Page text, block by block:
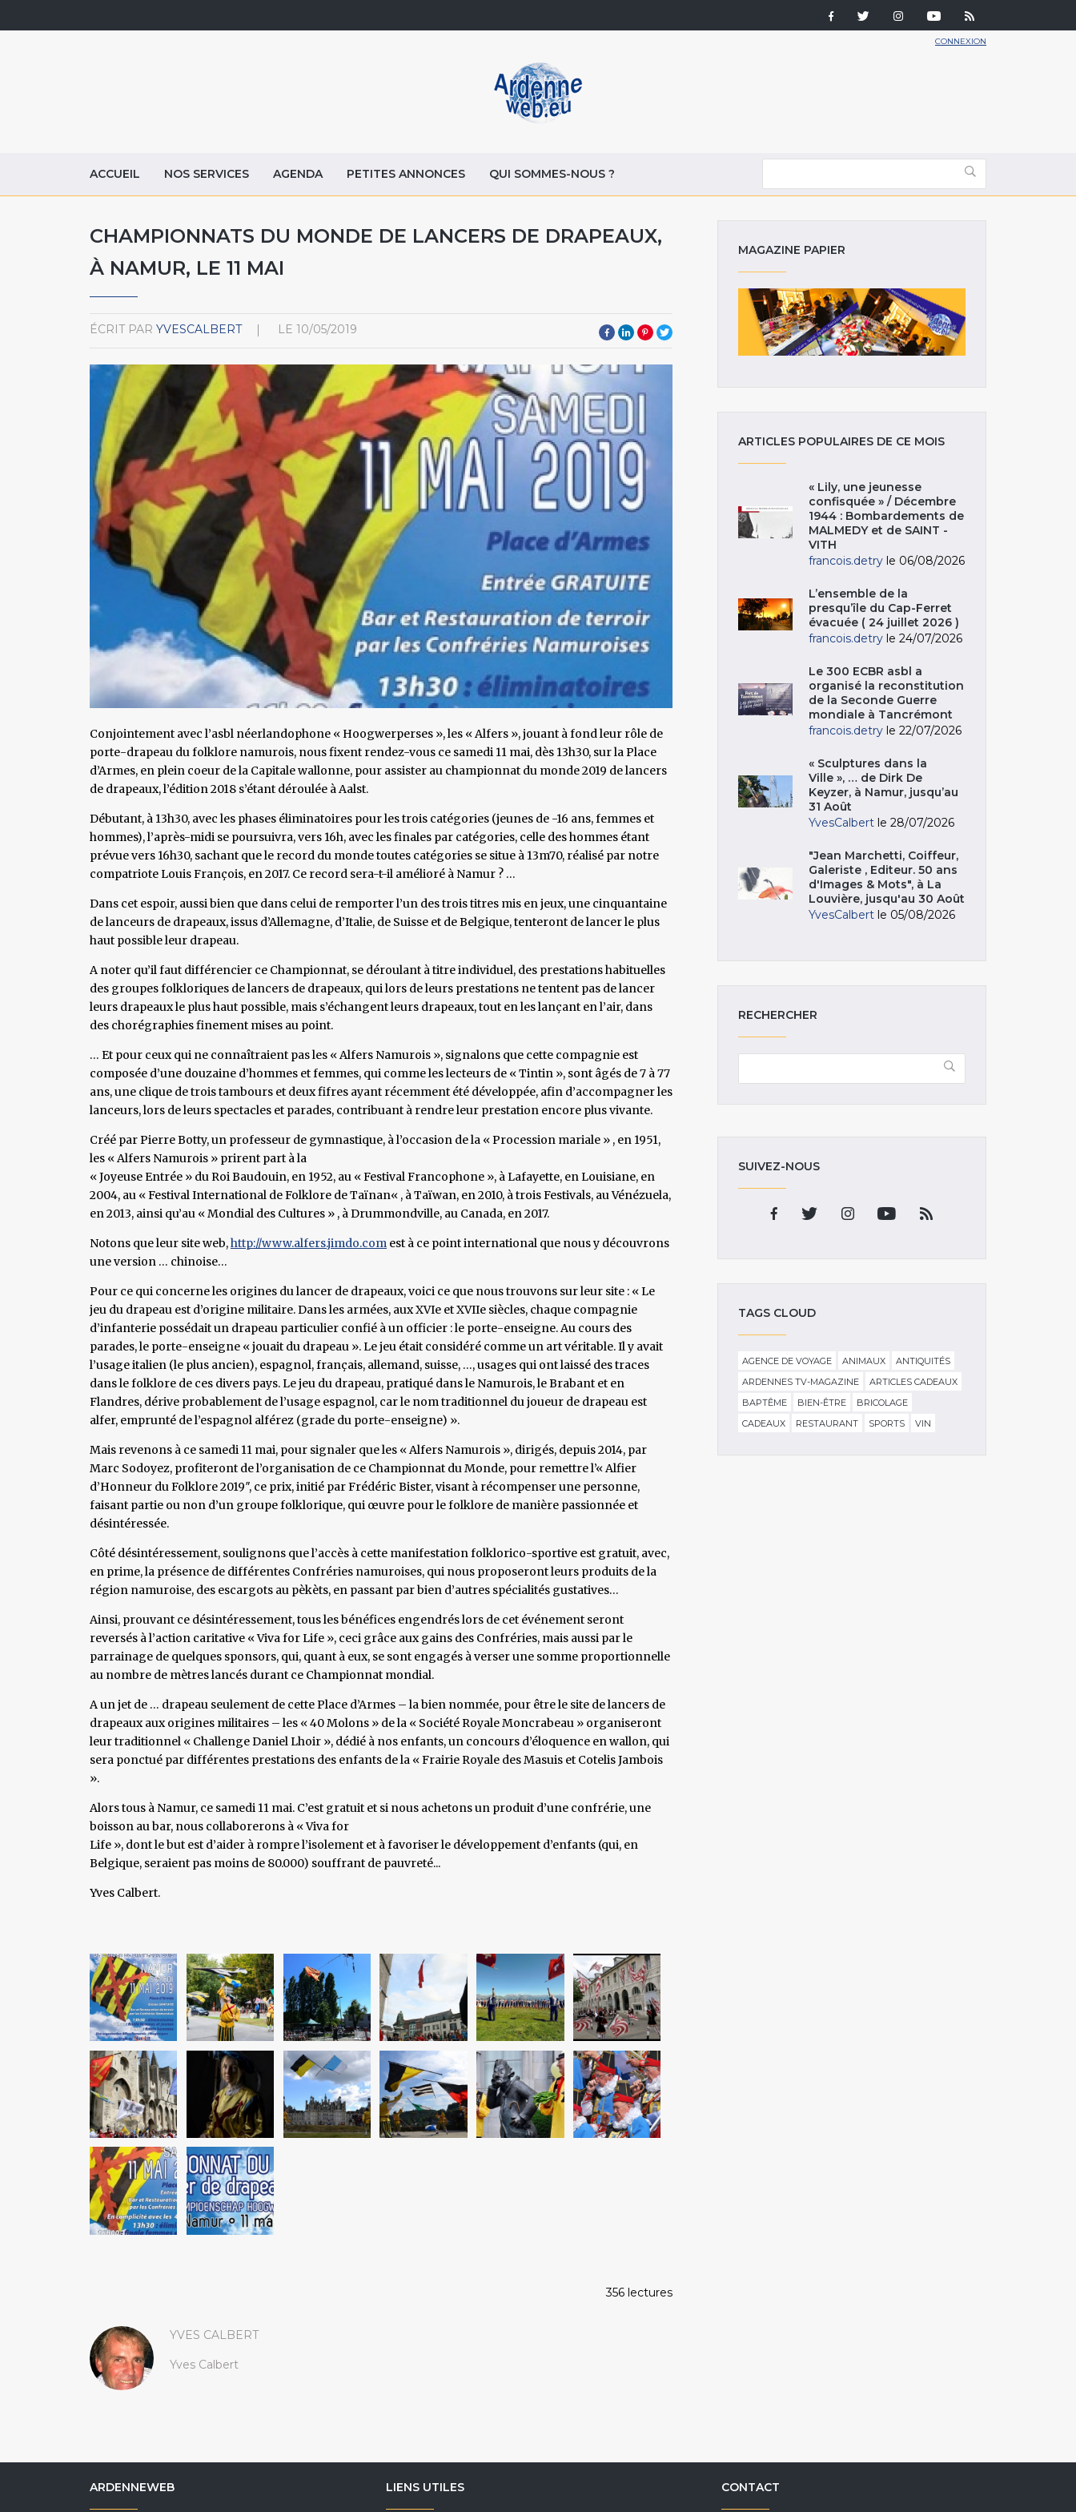
CONNEXION
ACCUEIL NOS SERVICES AGENDA PETITES ANNONCES QUI SOMMES-NOUS ?
CHAMPIONNATS DU MONDE DE LANCERS DE DRAPEAUX,
À NAMUR, LE 11 MAI
ÉCRIT PAR YVESCALBERT LE 10/05/2019
Conjointement avec l’asbl néerlandophone « Hoogwerperses », les « Alfers », jouant à fond leur rôle de
porte-drapeau du folklore namurois, nous fixent rendez-vous ce samedi 11 mai, dès 13h30, sur la Place
d’Armes, en plein coeur de la Capitale wallonne, pour assister au championnat du monde 2019 de lancers
de drapeaux, l’édition 2018 s’étant déroulée à Aalst.
Débutant, à 13h30, avec les phases éliminatoires pour les trois catégories (jeunes de -16 ans, femmes et
hommes), l’après-midi se poursuivra, vers 16h, avec les finales par catégories, celle des hommes étant
prévue vers 16h30, sachant que le record du monde toutes catégories se situe à 13m70, réalisé par notre
compatriote Louis François, en 2017. Ce record sera-t-il amélioré à Namur ? …
Dans cet espoir, aussi bien que dans celui de remporter l’un des trois titres mis en jeux, une cinquantaine
de lanceurs de drapeaux, issus d’Allemagne, d’Italie, de Suisse et de Belgique, tenteront de lancer le plus
haut possible leur drapeau.
A noter qu’il faut différencier ce Championnat, se déroulant à titre individuel, des prestations habituelles
des groupes folkloriques de lancers de drapeaux, qui lors de leurs prestations ne tentent pas de lancer
leurs drapeaux le plus haut possible, mais s’échangent leurs drapeaux, tout en les lançant en l’air, dans
des chorégraphies finement mises au point.
… Et pour ceux qui ne connaîtraient pas les « Alfers Namurois », signalons que cette compagnie est
composée d’une douzaine d’hommes et femmes, qui comme les lecteurs de « Tintin », sont âgés de 7 à 77
ans, une clique de trois tambours et deux fifres ayant récemment été développée, afin d’accompagner les
lanceurs, lors de leurs spectacles et parades, contribuant à rendre leur prestation encore plus vivante.
Créé par Pierre Botty, un professeur de gymnastique, à l’occasion de la « Procession mariale » , en 1951,
les « Alfers Namurois » prirent part à la
« Joyeuse Entrée » du Roi Baudouin, en 1952, au « Festival Francophone », à Lafayette, en Louisiane, en
2004, au « Festival International de Folklore de Taïnan« , à Taïwan, en 2010, à trois Festivals, au Vénézuela,
en 2013, ainsi qu’au « Mondial des Cultures » , à Drummondville, au Canada, en 2017.
Notons que leur site web,http://www.alfers.jimdo.com est à ce point international que nous y découvrons
une version … chinoise…
Pour ce qui concerne les origines du lancer de drapeaux, voici ce que nous trouvons sur leur site : « Le
jeu du drapeau est d’origine militaire. Dans les armées, aux XVIe et XVIIe siècles, chaque compagnie
d’infanterie possédait un drapeau particulier confié à un officier : le porte-enseigne. Au cours des
parades, le porte-enseigne « jouait du drapeau ». Le jeu était considéré comme un art véritable. Il y avait
l’usage italien (le plus ancien), espagnol, français, allemand, suisse, …, usages qui ont laissé des traces
dans le folklore de ces divers pays. Le jeu du drapeau, pratiqué dans le Namurois, le Brabant et en
Flandres, dérive probablement de l’usage espagnol, car le nom traditionnel du joueur de drapeau est
alfer, emprunté de l’espagnol alférez (grade du porte-enseigne) ».
Mais revenons à ce samedi 11 mai, pour signaler que les « Alfers Namurois », dirigés, depuis 2014, par
Marc Sodoyez, profiteront de l’organisation de ce Championnat du Monde, pour remettre l’« Alfier
d’Honneur du Folklore 2019″, ce prix, initié par Frédéric Bister, visant à récompenser une personne,
faisant partie ou non d’un groupe folklorique, qui œuvre pour le folklore de manière passionnée et
désintéressée.
Côté désintéressement, soulignons que l’accès à cette manifestation folklorico-sportive est gratuit, avec,
en prime, la présence de différentes Confréries namuroises, qui nous proposeront leurs produits de la
région namuroise, des escargots au pèkèts, en passant par bien d’autres spécialités gustatives…
Ainsi, prouvant ce désintéressement, tous les bénéfices engendrés lors de cet événement seront
reversés à l’action caritative « Viva for Life », ceci grâce aux gains des Confréries, mais aussi par le
parrainage de quelques sponsors, qui, quant à eux, se sont engagés à verser une somme proportionnelle
au nombre de mètres lancés durant ce Championnat mondial.
A un jet de … drapeau seulement de cette Place d’Armes – la bien nommée, pour être le site de lancers de
drapeaux aux origines militaires – les « 40 Molons » de la « Société Royale Moncrabeau » organiseront
leur traditionnel « Challenge Daniel Lhoir », dédié à nos enfants, un concours d’éloquence en wallon, qui
sera ponctué par différentes prestations des enfants de la « Frairie Royale des Masuis et Cotelis Jambois
».
Alors tous à Namur, ce samedi 11 mai. C’est gratuit et si nous achetons un produit d’une confrérie, une
boisson au bar, nous collaborerons à « Viva for
Life », dont le but est d’aider à rompre l’isolement et à favoriser le développement d’enfants (qui, en
Belgique, seraient pas moins de 80.000) souffrant de pauvreté...
Yves Calbert.
356 lectures
YVES CALBERT
Yves Calbert
MAGAZINE PAPIER
ARTICLES POPULAIRES DE CE MOIS
« Lily, une jeunesse
confisquée » / Décembre
1944 : Bombardements de
MALMEDY et de SAINT -
VITH
francois.detry le 06/08/2026
L’ensemble de la
presqu’île du Cap-Ferret
évacuée ( 24 juillet 2026 )
francois.detry le 24/07/2026
Le 300 ECBR asbl a
organisé la reconstitution
de la Seconde Guerre
mondiale à Tancrémont
francois.detry le 22/07/2026
« Sculptures dans la
Ville », … de Dirk De
Keyzer, à Namur, jusqu’au
31 Août
YvesCalbert le 28/07/2026
"Jean Marchetti, Coiffeur,
Galeriste , Editeur. 50 ans
d'Images & Mots", à La
Louvière, jusqu'au 30 Août
YvesCalbert le 05/08/2026
RECHERCHER
SUIVEZ-NOUS
TAGS CLOUD
AGENCE DE VOYAGE ANIMAUX
ANTIQUITÉS
ARDENNES TV-MAGAZINE
ARTICLES CADEAUX
BAPTÊME
BIEN-ÊTRE
BRICOLAGE
CADEAUX
RESTAURANT SPORTS VIN
ARDENNEWEB LIENS UTILES CONTACT